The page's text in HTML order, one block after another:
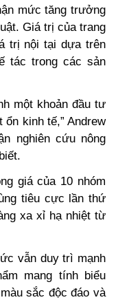
mức tăng trưởng
Giá trị của trang
trị nội tại dựa trên
tác trong các sản
một khoản đầu tư
kinh tế,” Andrew
nghiên cứu nông
giá của 10 nhóm
tiêu cực lần thứ
xa xỉ hạ nhiệt từ
vẫn duy trì mạnh
mang tính biểu
sắc độc đáo và